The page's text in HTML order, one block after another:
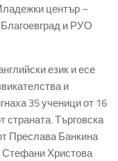
център –
Благоевград и РУО
език иесе
и
35ученициот 16
страната.Търговска
Преслава Банкина
Стефани Христова